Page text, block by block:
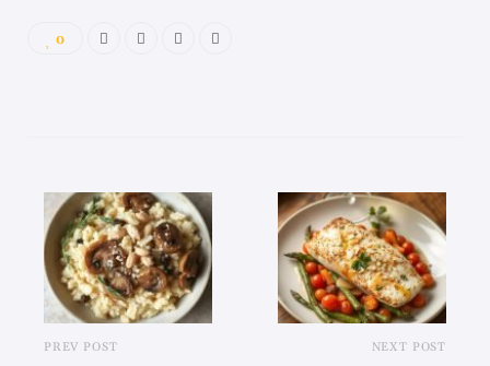
0
PREV POST NEXT POST